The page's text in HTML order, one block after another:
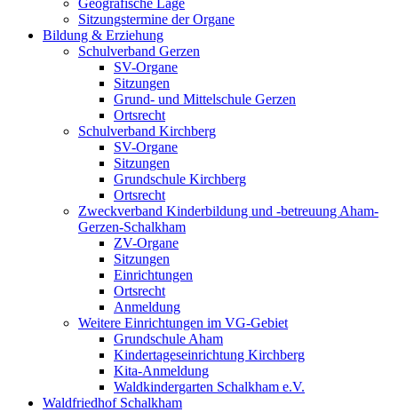
Geografische Lage
Sitzungstermine der Organe
Bildung & Erziehung
Schulverband Gerzen
SV-Organe
Sitzungen
Grund- und Mittelschule Gerzen
Ortsrecht
Schulverband Kirchberg
SV-Organe
Sitzungen
Grundschule Kirchberg
Ortsrecht
Zweckverband Kinderbildung und -betreuung Aham-
Gerzen-Schalkham
ZV-Organe
Sitzungen
Einrichtungen
Ortsrecht
Anmeldung
Weitere Einrichtungen im VG-Gebiet
Grundschule Aham
Kindertageseinrichtung Kirchberg
Kita-Anmeldung
Waldkindergarten Schalkham e.V.
Waldfriedhof Schalkham